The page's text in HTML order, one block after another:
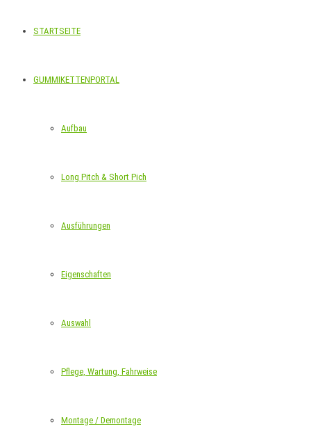
STARTSEITE
GUMMIKETTENPORTAL
Aufbau
Long Pitch & Short Pich
Ausführungen
Eigenschaften
Auswahl
Pflege, Wartung, Fahrweise
Montage / Demontage